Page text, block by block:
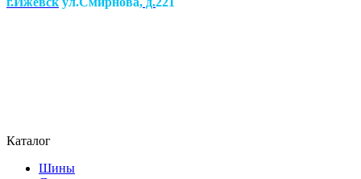
Каталог
Шины